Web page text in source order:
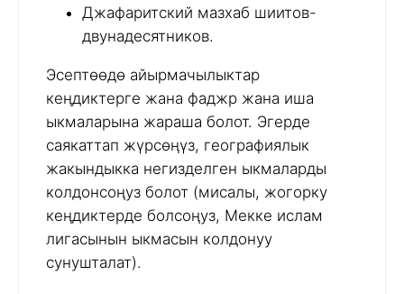
Джафаритский мазхаб шиитов-
двунадесятников.
Эсептөөдө айырмачылыктар
кеңдиктерге жана фаджр жана иша
ыкмаларына жараша болот. Эгерде
саякаттап жүрсөңүз, географиялык
жакындыкка негизделген ыкмаларды
колдонсоңуз болот (мисалы, жогорку
кеңдиктерде болсоңуз, Мекке ислам
лигасынын ыкмасын колдонуу
сунушталат).